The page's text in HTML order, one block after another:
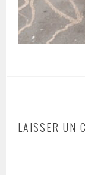
LAISSER UN